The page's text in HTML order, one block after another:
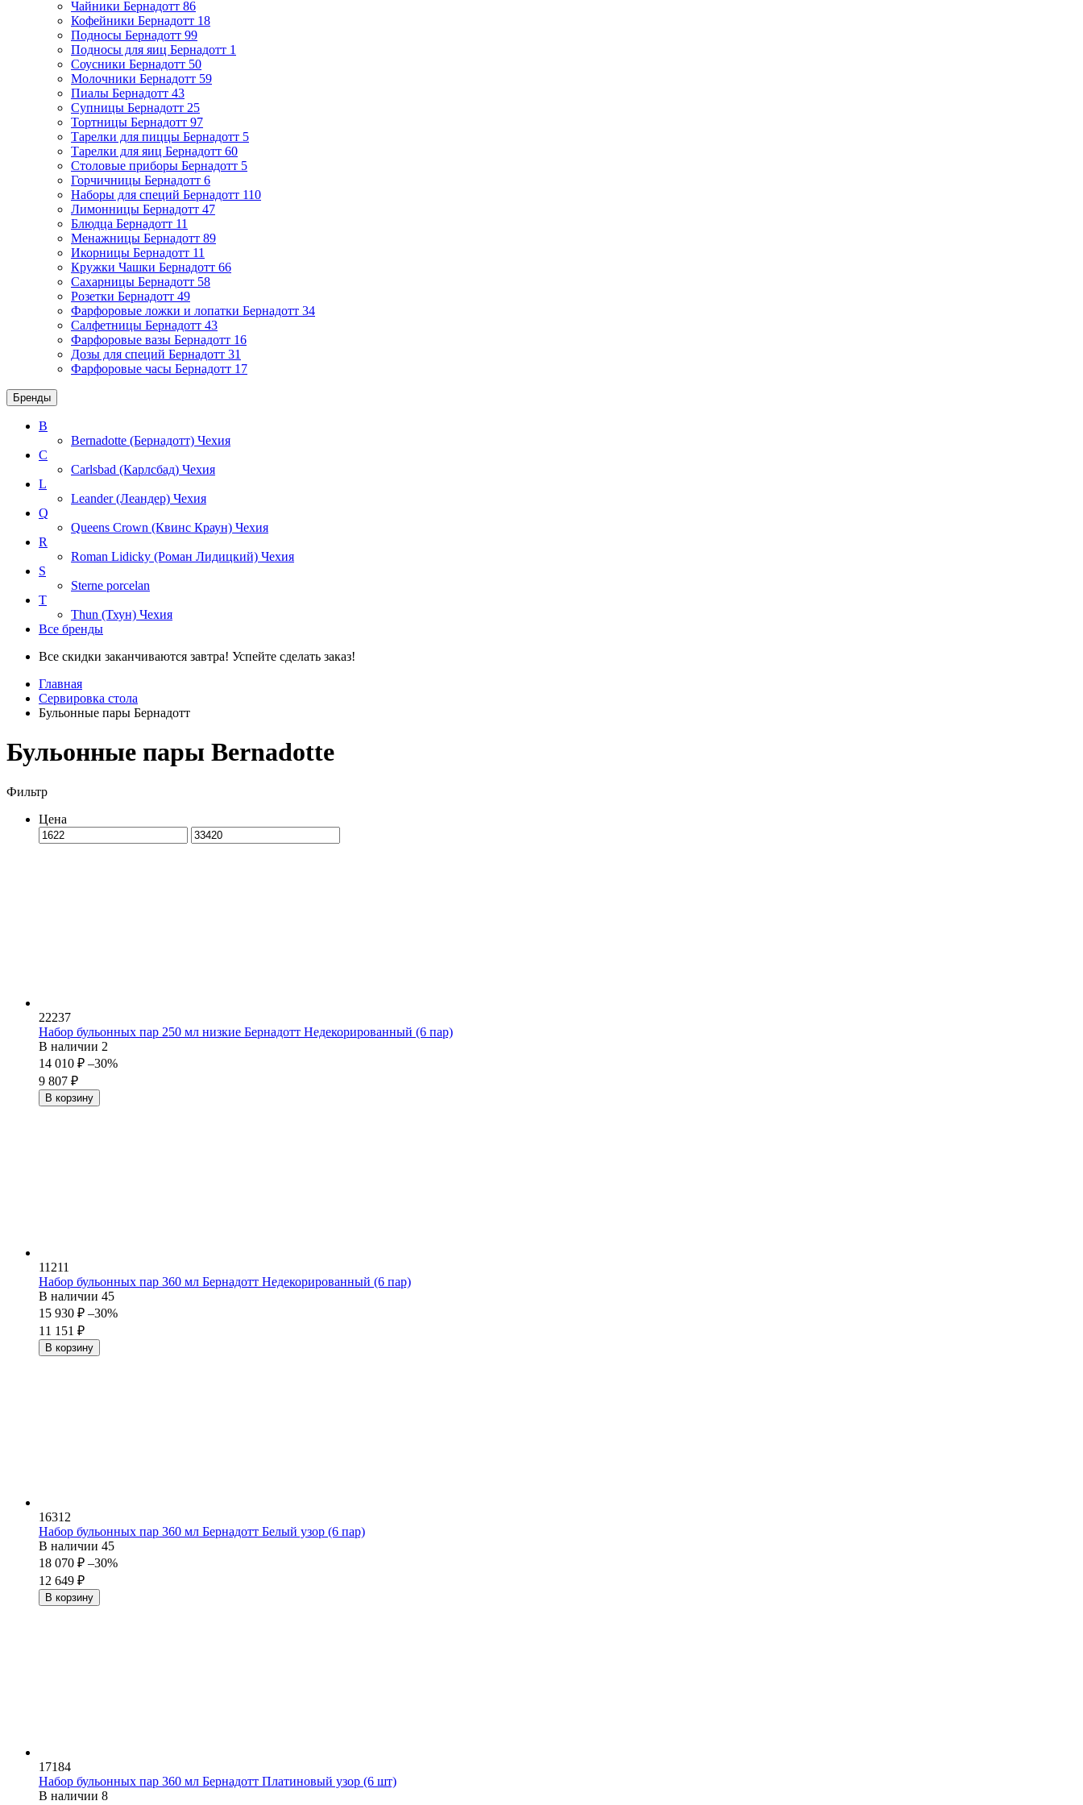
Чайники Бернадотт 86
Кофейники Бернадотт 18
Подносы Бернадотт 99
Подносы для яиц Бернадотт 1
Соусники Бернадотт 50
Молочники Бернадотт 59
Пиалы Бернадотт 43
Супницы Бернадотт 25
Тортницы Бернадотт 97
Тарелки для пиццы Бернадотт 5
Тарелки для яиц Бернадотт 60
Столовые приборы Бернадотт 5
Горчичницы Бернадотт 6
Наборы для специй Бернадотт 110
Лимонницы Бернадотт 47
Блюдца Бернадотт 11
Менажницы Бернадотт 89
Икорницы Бернадотт 11
Кружки Чашки Бернадотт 66
Сахарницы Бернадотт 58
Розетки Бернадотт 49
Фарфоровые ложки и лопатки Бернадотт 34
Салфетницы Бернадотт 43
Фарфоровые вазы Бернадотт 16
Дозы для специй Бернадотт 31
Фарфоровые часы Бернадотт 17
Бренды
B
Bernadotte (Бернадотт) Чехия
C
Carlsbad (Карлсбад) Чехия
L
Leander (Леандер) Чехия
Q
Queens Crown (Квинс Краун) Чехия
R
Roman Lidicky (Роман Лидицкий) Чехия
S
Sterne porcelan
T
Thun (Тхун) Чехия
Все бренды
Все скидки заканчиваются завтра! Успейте сделать заказ!
Главная
Сервировка стола
Бульонные пары Бернадотт
Бульонные пары Bernadotte
Фильтр
Цена
22237
Набор бульонных пар 250 мл низкие Бернадотт Недекорированный (6 пар)
В наличии 2
14 010 ₽ –30%
9 807 ₽
В корзину
11211
Набор бульонных пар 360 мл Бернадотт Недекорированный (6 пар)
В наличии 45
15 930 ₽ –30%
11 151 ₽
В корзину
16312
Набор бульонных пар 360 мл Бернадотт Белый узор (6 пар)
В наличии 45
18 070 ₽ –30%
12 649 ₽
В корзину
17184
Набор бульонных пар 360 мл Бернадотт Платиновый узор (6 шт)
В наличии 8